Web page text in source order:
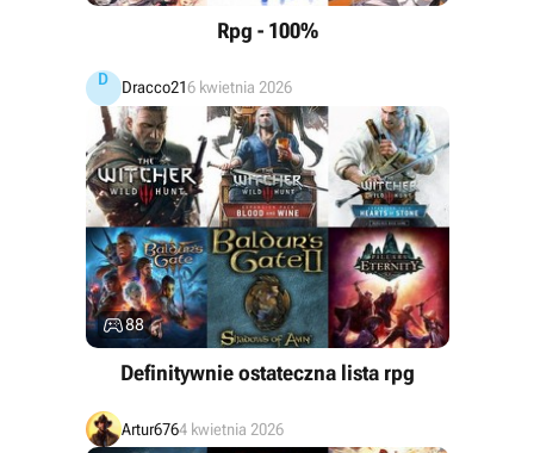
Rpg - 100%
D Dracco216 kwietnia 2026
88
Definitywnie ostateczna lista rpg
Artur6764 kwietnia 2026